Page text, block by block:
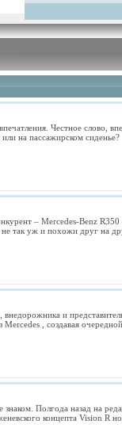
Честное слово,
на пассажирском сиденье?
– Mercedes-Benz
так уж и похожи друг на
и
, создавая
Полгода назад на
концепта Vision R